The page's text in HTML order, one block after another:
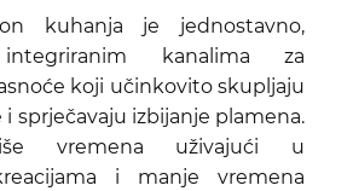
kuhanja je jednostavno,
integriranim kanalima za
koji učinkovito skupljaju
i sprječavaju izbijanje plamena.
vremena uživajući u
i manje vremena